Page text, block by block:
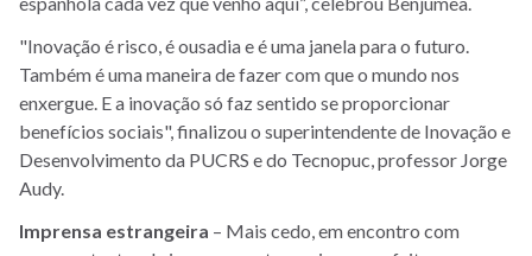
"Inovação é risco, é ousadia e é uma janela para o futuro.
Também é uma maneira de fazer com que o mundo nos
enxergue. E a inovação só faz sentido se proporcionar
benefícios sociais", finalizou o superintendente de Inovação e
Desenvolvimento da PUCRS e do Tecnopuc, professor Jorge
Audy.
Imprensa estrangeira – Mais cedo, em encontro com